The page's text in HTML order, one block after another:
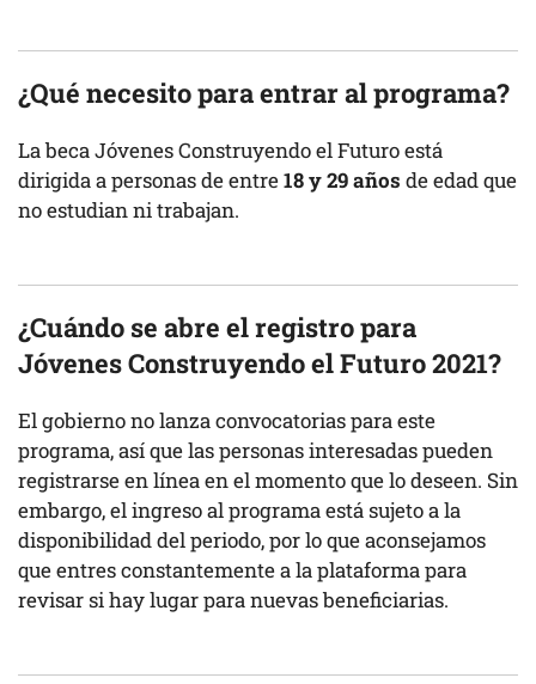
¿Qué necesito para entrar al programa?
La beca Jóvenes Construyendo el Futuro está
dirigida a personas de entre18 y 29 años de edad que
no estudian ni trabajan.
¿Cuándo se abre el registro para
Jóvenes Construyendo el Futuro 2021?
El gobierno no lanza convocatorias para este
programa, así que las personas interesadas pueden
registrarse en línea en el momento que lo deseen. Sin
embargo, el ingreso al programa está sujeto a la
disponibilidad del periodo, por lo que aconsejamos
que entres constantemente a la plataforma para
revisar si hay lugar para nuevas beneficiarias.